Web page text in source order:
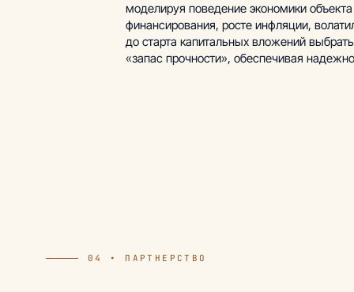
моделируя поведение экономики
финансирования, росте инфляции,
до старта капитальных вложений
«запас прочности», обеспечивая
04 • ПАРТНЕРСТВО